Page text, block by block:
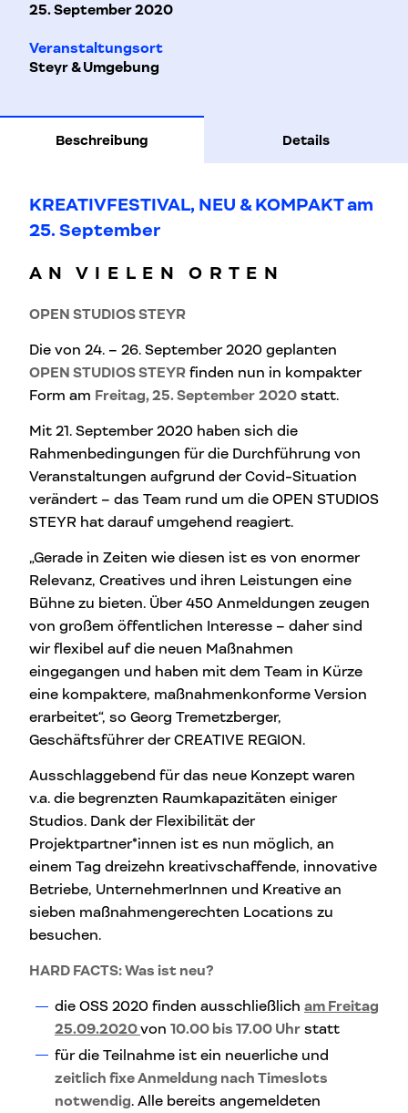
25. September 2020
Veranstaltungsort
Steyr & Umgebung
Beschreibung Details
KREATIVFESTIVAL, NEU & KOMPAKT am
25. September
A N V I E L E N O R T E N
OPEN STUDIOS STEYR
Die von 24. – 26. September 2020 geplanten
OPEN STUDIOS STEYR finden nun in kompakter
Form am Freitag, 25. September 2020 statt.
Mit 21. September 2020 haben sich die
Rahmenbedingungen für die Durchführung von
Veranstaltungen aufgrund der Covid-Situation
verändert – das Team rund um die OPEN STUDIOS
STEYR hat darauf umgehend reagiert.
„Gerade in Zeiten wie diesen ist es von enormer
Relevanz, Creatives und ihren Leistungen eine
Bühne zu bieten. Über 450 Anmeldungen zeugen
von großem öffentlichen Interesse – daher sind
wir flexibel auf die neuen Maßnahmen
eingegangen und haben mit dem Team in Kürze
eine kompaktere, maßnahmenkonforme Version
erarbeitet“, so Georg Tremetzberger,
Geschäftsführer der CREATIVE REGION.
Ausschlaggebend für das neue Konzept waren
v.a. die begrenzten Raumkapazitäten einiger
Studios. Dank der Flexibilität der
Projektpartner*innen ist es nun möglich, an
einem Tag dreizehn kreativschaffende, innovative
Betriebe, UnternehmerInnen und Kreative an
sieben maßnahmengerechten Locations zu
besuchen.
HARD FACTS: Was ist neu?
die OSS 2020 finden ausschließlich am Freitag
25.09.2020von 10.00 bis 17.00 Uhr statt
für die Teilnahme ist ein neuerliche und
zeitlich fixe Anmeldung nach Timeslots
notwendig. Alle bereits angemeldeten